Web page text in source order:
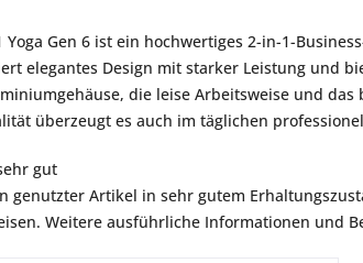
Yoga Gen 6 ist ein hochwertiges 2-in-1-
elegantes Design mit starker Leistung und
die leise Arbeitsweise und
überzeugt es auch im täglichen
gut
genutzter Artikel in sehr gutem
Weitere ausführliche Informationen und